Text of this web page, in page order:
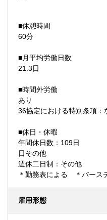
■休憩時間
60分
■月平均労働日数
21.3日
■時間外労働
あり
36協定における特別条項：
■休日・休暇
年間休日数：109日
日その他
週休二日制：その他
＊勤務表による ＊バース
雇用形態